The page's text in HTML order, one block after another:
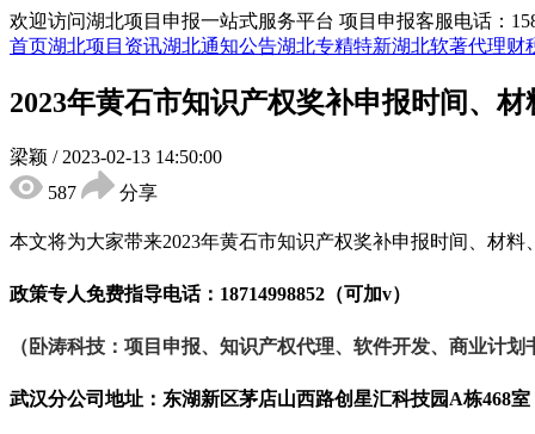
欢迎访问湖北项目申报一站式服务平台 项目申报客服电话：
首页湖北项目资讯湖北通知公告湖北专精特新湖北软著代理财
2023年黄石市知识产权奖补申报时间、
梁颖 / 2023-02-13 14:50:00
587
分享
本文将为大家带来2023年黄石市知识产权奖补申报时间、材
政策专人免费指导电话： 18714998852（可加v）
（卧涛科技：项目申报、知识产权代理、软件开发、商业计
武汉分公司地址：东湖新区茅店山西路创星汇科技园 A栋468室